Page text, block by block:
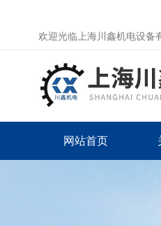
欢迎光临上海川鑫机电设备
网站首页